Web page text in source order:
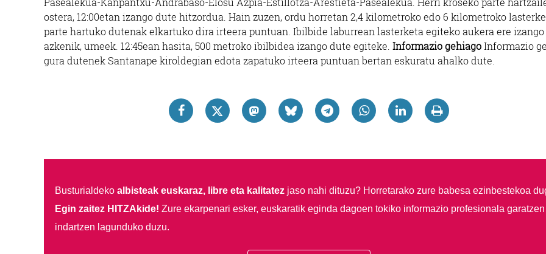
ostera, 12:00etan izango dute hitzordua. Hain zuzen, ordu horretan 2,4 kilometroko edo 6 kilometroko
parte hartuko dutenak elkartuko dira irteera puntuan. Ibilbide laburrean lasterketa egiteko aukera ere
azkenik, umeek. 12:45ean hasita, 500 metroko ibilbidea izango dute egiteke. Informazio gehiagoInformazio
gura dutenek Santanape kiroldegian edota zapatuko irteera puntuan bertan eskuratu ahalko dute.
Busturialdeko albisteak euskaraz, libre eta kalitatezjaso nahi dituzu? Horretarako zure babesa ezinbestekoa
Egin zaitez HITZAkide! Zure ekarpenari esker, euskaratik eginda dagoen tokiko informazio profesionala garatzen
indartzen lagunduko duzu.